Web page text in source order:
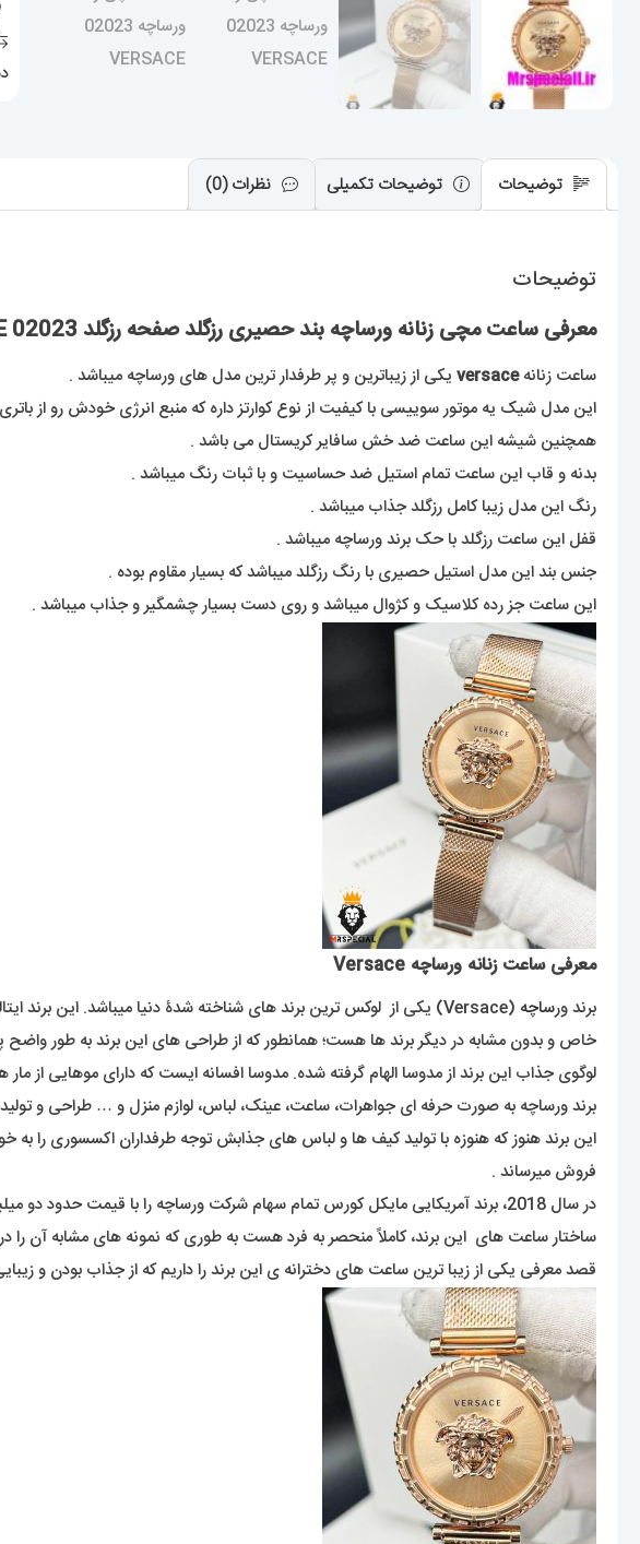
توضیحات توضیحات تکمیلی نظرات (0)
توضیحات
معرفی ساعت مچی زنانه ورساچه بند حصیری رزگلد صفحه رزگلد 02023 VERSACE
ساعت زنانهversace یکی از زیباترین و پر طرفدار ترین مدل های ورساچه میباشد .
این مدل شیک یه موتور سوییسی با کیفیت از نوع کوارتز داره که منبع انرژی خودش رو از
همچنین شیشه این ساعت ضد خش سافایر کریستال می باشد .
بدنه و قاب این ساعت تمام استیل ضد حساسیت و با ثبات رنگ میباشد .
رنگ این مدل زیبا کامل رزگلد جذاب میباشد .
قفل این ساعت رزگلد با حک برند ورساچه میباشد .
جنس بند این مدل استیل حصیری با رنگ رزگلد میباشد که بسیار مقاوم بوده .
این ساعت جز رده کلاسیک و کژوال میباشد و روی دست بسیار چشمگیر و جذاب میباشد .
معرفی ساعت زنانه ورساچه Versace
برند ورساچه
خاص و بدون مشابه در دیگر برند ها هست؛ همانطور که از طراحی های این برند به طور
لوگوی جذاب این برند از مدوسا الهام گرفته شده. مدوسا افسانه ایست که دارای موهایی
برند ورساچه به صورت حرفه ای جواهرات، ساعت، عینک، لباس، لوازم منزل و … طراحی و
فروش میرساند .
در سال 2018، برند آمریکایی مایکل کورس تمام سهام شرکت ورساچه را با قیمت حدود دو میلیارد دلار خریداری کرد .
ساختار ساعت های این برند، کاملاً منحصر به فرد هست به طوری که نمونه های مشابه آن را
قصد معرفی یکی از زیبا ترین ساعت های دخترانه ی این برند را داریم که از جذاب بودن و